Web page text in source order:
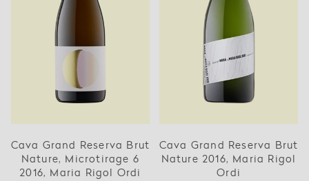
Cava Grand Reserva Brut
Nature, Microtirage 6
2016, Maria Rigol Ordi
Cava Grand Reserva Brut
Nature 2016, Maria Rigol
Ordi